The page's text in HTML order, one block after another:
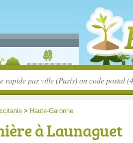
> Haute-Garonne
à Launaguet